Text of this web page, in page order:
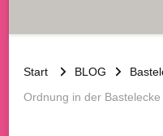
Start BLOG
Ordnung in der